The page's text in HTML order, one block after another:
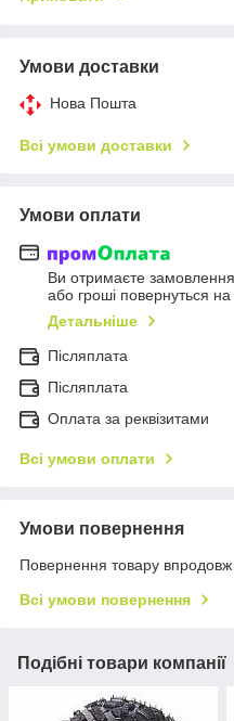
Умови доставки
Нова Пошта
Всі умови доставки
Умови оплати
Ви отримаєте замовлення
або гроші повернуться
Детальніше
Післяплата
Пiсляплата
Оплата за реквізитами
Всі умови оплати
Умови повернення
Повернення товару впродовж
Всі умови повернення
Подібні товари компанії